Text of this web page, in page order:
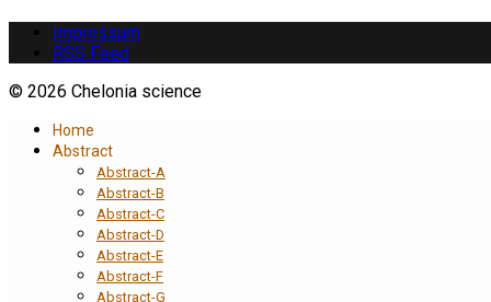
Impressum
RSS Feed
© 2026 Chelonia science
Home
Abstract
Abstract-A
Abstract-B
Abstract-C
Abstract-D
Abstract-E
Abstract-F
Abstract-G